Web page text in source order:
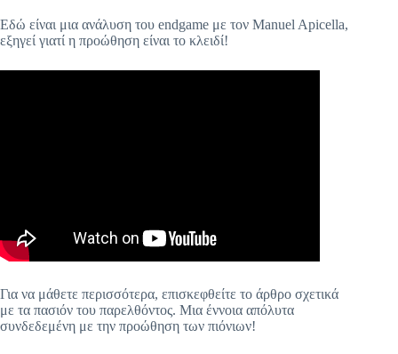
Εδώ είναι μια ανάλυση του endgame με τον Manuel Apicella,
εξηγεί γιατί η προώθηση είναι το κλειδί!
Για να μάθετε περισσότερα, επισκεφθείτε το άρθρο σχετικά
με τα πασιόν του παρελθόντος. Μια έννοια απόλυτα
συνδεδεμένη με την προώθηση των πιόνιων!